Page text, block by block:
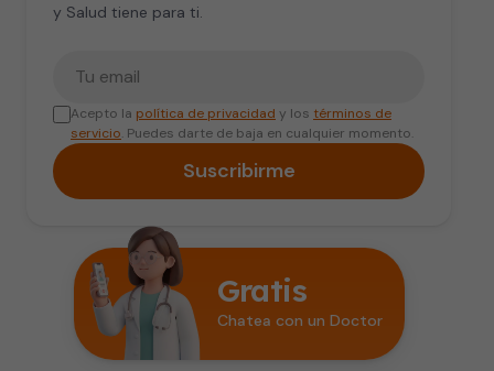
y Salud tiene para ti.
Acepto la política de privacidad y los términos de
servicio. Puedes darte de baja en cualquier momento.
Suscribirme
Gratis
Chatea con un Doctor